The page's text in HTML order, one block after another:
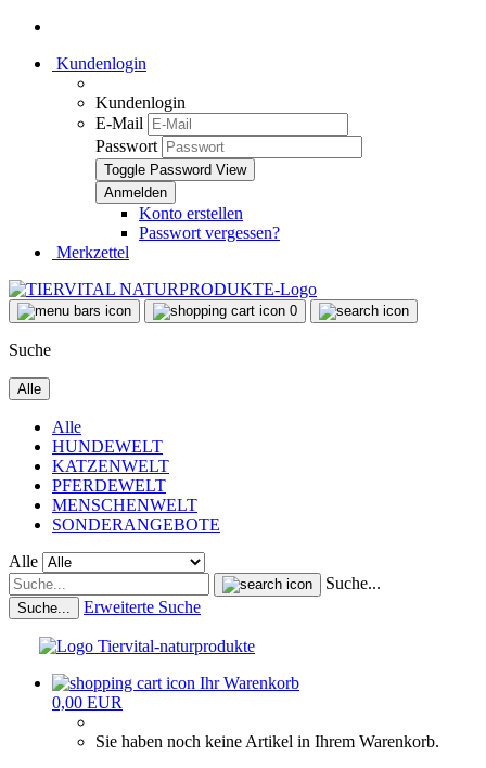
Kundenlogin
Kundenlogin
E-Mail
Passwort
Toggle Password View
Konto erstellen
Passwort vergessen?
Merkzettel
0
Suche
Alle
Alle
HUNDEWELT
KATZENWELT
PFERDEWELT
MENSCHENWELT
SONDERANGEBOTE
Alle
Suche...
Suche... Erweiterte Suche
Ihr Warenkorb
0,00 EUR
Sie haben noch keine Artikel in Ihrem Warenkorb.